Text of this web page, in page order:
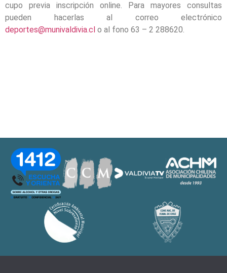
cupo previa inscripción online. Para mayores consultas
pueden hacerlas al correo electrónico
deportes@munivaldivia.cl o al fono 63 – 2 288620.